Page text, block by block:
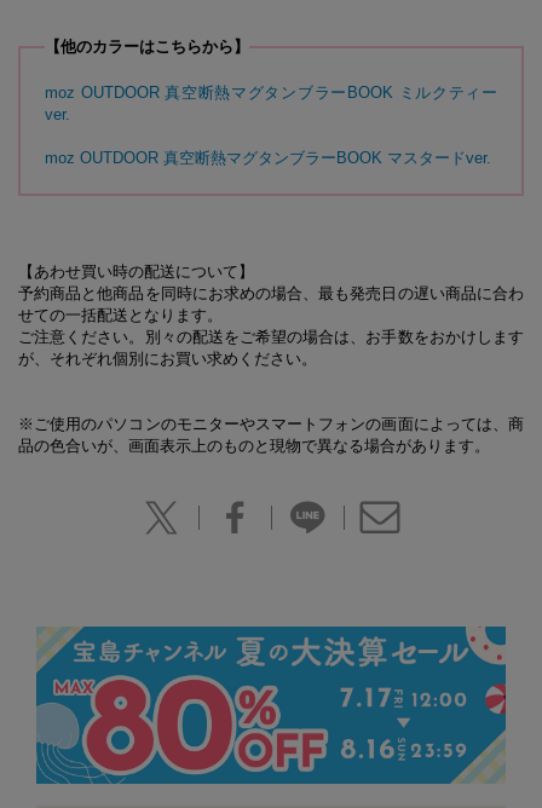
【他のカラーはこちらから】
moz OUTDOOR 真空断熱マグタンブラーBOOK ミルクティー
ver.
moz OUTDOOR 真空断熱マグタンブラーBOOK マスタードver.
【あわせ買い時の配送について】
予約商品と他商品を同時にお求めの場合、最も発売日の遅い商品に合わ
せての一括配送となります。
ご注意ください。別々の配送をご希望の場合は、お手数をおかけします
が、それぞれ個別にお買い求めください。
※ご使用のパソコンのモニターやスマートフォンの画面によっては、商
品の色合いが、画面表示上のものと現物で異なる場合があります。